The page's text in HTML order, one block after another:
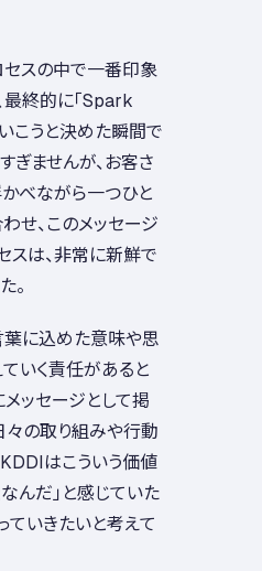
スの中で一番印象
最終的に「Spark
こうと決めた瞬間で
ぎませんが、お客さ
べながら一つひと
せ、このメッセージ
スは、非常に新鮮で
。
葉に込めた意味や思
ていく責任があると
ッセージとして掲
々の取り組みや行動
KDDIはこういう価値
んだ」と感じていた
ていきたいと考えて